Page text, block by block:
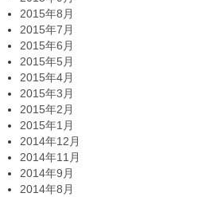
2015年8月
2015年7月
2015年6月
2015年5月
2015年4月
2015年3月
2015年2月
2015年1月
2014年12月
2014年11月
2014年9月
2014年8月